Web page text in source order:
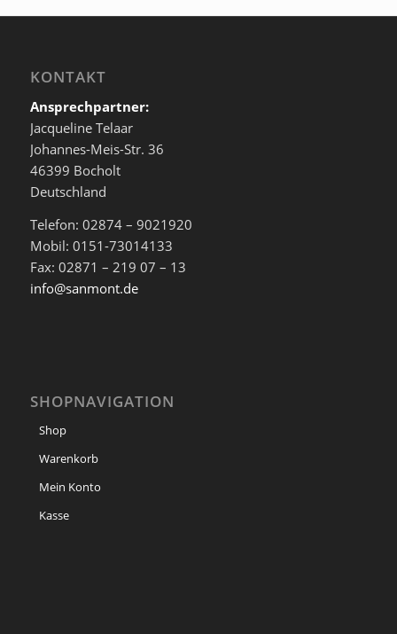
KONTAKT
Ansprechpartner:
Jacqueline Telaar
Johannes-Meis-Str. 36
46399 Bocholt
Deutschland
Telefon: 02874 – 9021920
Mobil: 0151-73014133
Fax: 02871 – 219 07 – 13
info@sanmont.de
SHOPNAVIGATION
Shop
Warenkorb
Mein Konto
Kasse